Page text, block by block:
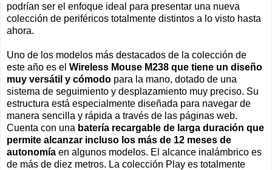
podrían ser el enfoque ideal para presentar una nueva
colección de periféricos totalmente distintos a lo visto hasta
ahora.
Uno de los modelos más destacados de la colección de
este año es el Wireless Mouse M238 que tiene un diseño
muy versátil y cómodo para la mano, dotado de una
sistema de seguimiento y desplazamiento muy preciso. Su
estructura está especialmente diseñada para navegar de
manera sencilla y rápida a través de las páginas web.
Cuenta con una batería recargable de larga duración que
permite alcanzar incluso los más de 12 meses de
autonomía en algunos modelos. El alcance inalámbrico es
de más de diez metros. La colección Play es totalmente